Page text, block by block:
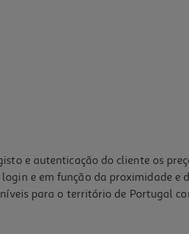
e autenticação do cliente os
e em função da proximidade e
para o território de Portugal